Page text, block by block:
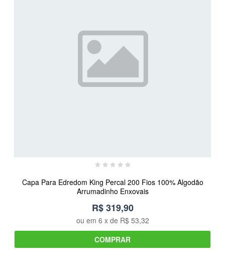
Capa Para Edredom King Percal 200 Fios 100% Algodão
Arrumadinho Enxovais
R$ 319,90
ou em 6 x de R$ 53,32
COMPRAR